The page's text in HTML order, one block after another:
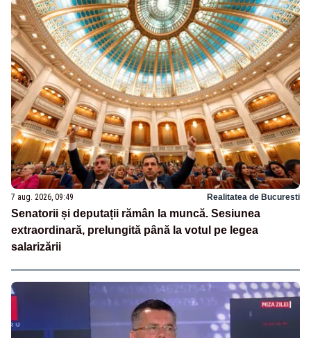
7 aug. 2026, 09:49 Realitatea de Bucuresti
Senatorii și deputații rămân la muncă. Sesiunea
extraordinară, prelungită până la votul pe legea
salarizării